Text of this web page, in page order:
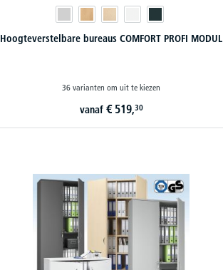
Hoogteverstelbare bureaus COMFORT PROFI MODUL
36 varianten om uit te kiezen
vanaf € 519,30